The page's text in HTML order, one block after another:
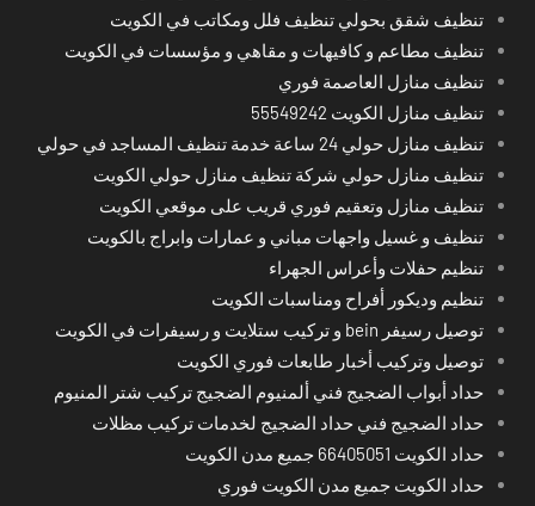
تنظيف شقق بحولي تنظيف فلل ومكاتب في الكويت
تنظيف مطاعم و كافيهات و مقاهي و مؤسسات في الكويت
تنظيف منازل العاصمة فوري
تنظيف منازل الكويت 55549242
تنظيف منازل حولي 24 ساعة خدمة تنظيف المساجد في حولي
تنظيف منازل حولي شركة تنظيف منازل حولي الكويت
تنظيف منازل وتعقيم فوري قريب على موقعي الكويت
تنظيف و غسيل واجهات مباني و عمارات وابراج بالكويت
تنظيم حفلات وأعراس الجهراء
تنظيم وديكور أفراح ومناسبات الكويت
توصيل رسيفر bein و تركيب ستلايت و رسيفرات في الكويت
توصيل وتركيب أخبار طابعات فوري الكويت
حداد أبواب الضجيج فني ألمنيوم الضجيج تركيب شتر المنيوم
حداد الضجيج فني حداد الضجيج لخدمات تركيب مظلات
حداد الكويت 66405051 جميع مدن الكويت
حداد الكويت جميع مدن الكويت فوري